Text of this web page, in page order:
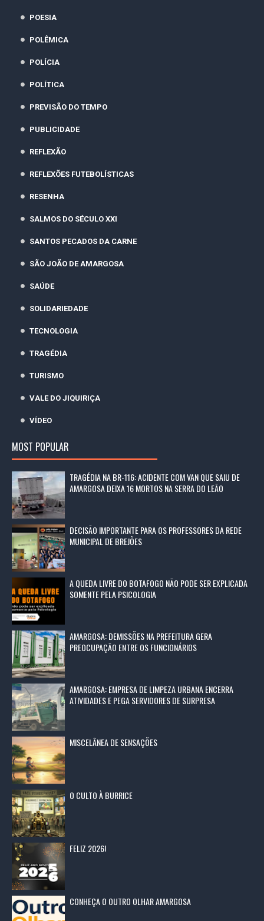
POESIA
POLÊMICA
POLÍCIA
POLÍTICA
PREVISÃO DO TEMPO
PUBLICIDADE
REFLEXÃO
REFLEXÕES FUTEBOLÍSTICAS
RESENHA
SALMOS DO SÉCULO XXI
SANTOS PECADOS DA CARNE
SÃO JOÃO DE AMARGOSA
SAÚDE
SOLIDARIEDADE
TECNOLOGIA
TRAGÉDIA
TURISMO
VALE DO JIQUIRIÇA
VÍDEO
MOST POPULAR
TRAGÉDIA NA BR-116: ACIDENTE COM VAN QUE SAIU DE
AMARGOSA DEIXA 16 MORTOS NA SERRA DO LEÃO
DECISÃO IMPORTANTE PARA OS PROFESSORES DA REDE
MUNICIPAL DE BREJÕES
A QUEDA LIVRE DO BOTAFOGO NÃO PODE SER EXPLICADA
SOMENTE PELA PSICOLOGIA
AMARGOSA: DEMISSÕES NA PREFEITURA GERA
PREOCUPAÇÃO ENTRE OS FUNCIONÁRIOS
AMARGOSA: EMPRESA DE LIMPEZA URBANA ENCERRA
ATIVIDADES E PEGA SERVIDORES DE SURPRESA
MISCELÂNEA DE SENSAÇÕES
O CULTO À BURRICE
FELIZ 2026!
CONHEÇA O OUTRO OLHAR AMARGOSA